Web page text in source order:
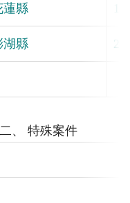
蓮縣
湖縣
二、 特殊案件